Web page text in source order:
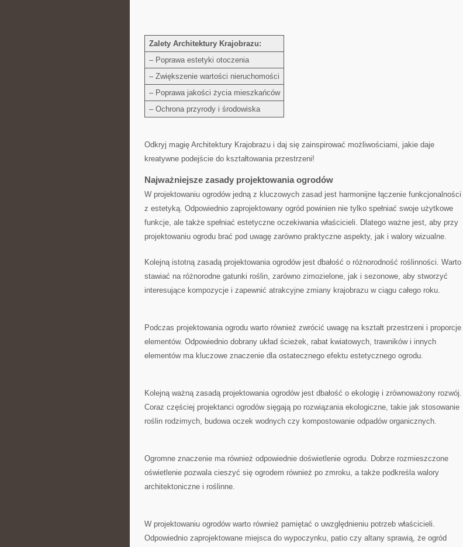
Zalety‌ Architektury Krajobrazu:
– Poprawa ⁤estetyki ⁢otoczenia
– Zwiększenie wartości⁤ nieruchomości
– ⁢Poprawa jakości życia ​mieszkańców
– Ochrona przyrody i środowiska
Odkryj magię Architektury ‍Krajobrazu‍ i daj się zainspirować możliwościami, jakie daje
kreatywne ‌podejście do kształtowania⁣ przestrzeni!
Najważniejsze ​zasady projektowania ogrodów
W projektowaniu ogrodów ​jedną z kluczowych zasad jest‍ harmonijne​ łączenie funkcjonalności
z estetyką.⁣ Odpowiednio zaprojektowany ogród ⁤powinien nie tylko ​spełniać swoje użytkowe
funkcje, ale także spełniać⁢ estetyczne oczekiwania⁣ właścicieli. Dlatego ważne jest, aby przy
⁤projektowaniu ogrodu brać ‍pod uwagę zarówno praktyczne aspekty, jak ⁢i walory wizualne.
Kolejną istotną ‌zasadą projektowania ogrodów jest dbałość o⁤ różnorodność roślinności. Warto
stawiać na różnorodne gatunki‌ roślin,⁤ zarówno zimozielone, jak i⁢ sezonowe, aby stworzyć
interesujące kompozycje ‌i zapewnić atrakcyjne zmiany krajobrazu w ciągu ⁢całego ‍roku.
Podczas ‍projektowania ogrodu warto również zwrócić uwagę na kształt ⁣przestrzeni i ‌proporcje
elementów. ‌Odpowiednio ‍dobrany​ układ ścieżek,‌ rabat kwiatowych, trawników i innych
elementów ma kluczowe znaczenie⁤ dla ⁤ostatecznego efektu​ estetycznego ogrodu.
Kolejną ważną zasadą​ projektowania ogrodów jest dbałość o ekologię i zrównoważony rozwój.⁤
Coraz częściej⁢ projektanci ogrodów sięgają po ‌rozwiązania⁢ ekologiczne, takie ⁤jak stosowanie
roślin rodzimych, budowa oczek​ wodnych czy kompostowanie odpadów organicznych.
Ogromne ⁢znaczenie ma również odpowiednie doświetlenie ogrodu.⁢ Dobrze rozmieszczone
oświetlenie pozwala cieszyć się ogrodem również po zmroku, a także podkreśla walory
architektoniczne i roślinne.
W ‍projektowaniu ogrodów‍ warto ⁣również pamiętać o uwzględnieniu ‍potrzeb właścicieli.⁢
Odpowiednio zaprojektowane miejsca do ⁤wypoczynku, patio czy altany sprawią, ⁣że ⁤ogród